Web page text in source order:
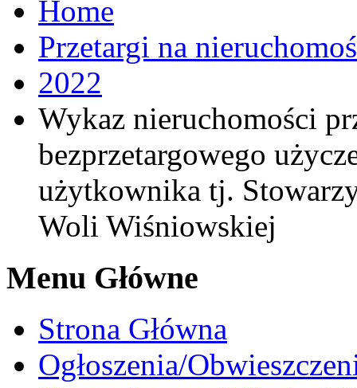
Home
Przetargi na
2022
Wykaz nieruchomości
bezprzetargowego
użytkownika tj.
Woli Wiśniowskiej
Menu Główne
Strona Główna
Ogłoszenia/